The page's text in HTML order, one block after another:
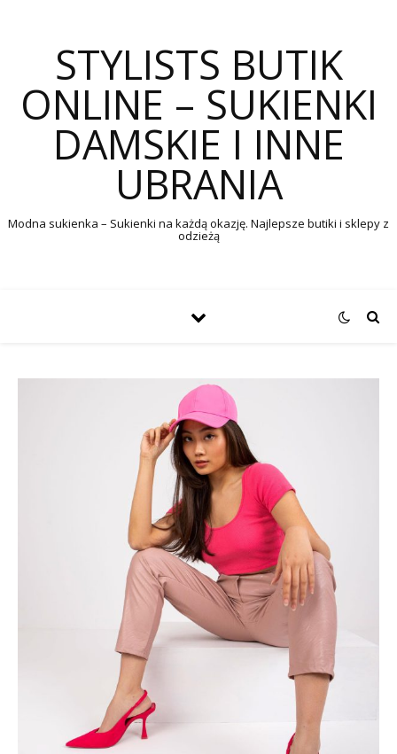
STYLISTS BUTIK
ONLINE – SUKIENKI
DAMSKIE I INNE
UBRANIA
Modna sukienka – Sukienki na każdą okazję. Najlepsze butiki i sklepy z
odzieżą